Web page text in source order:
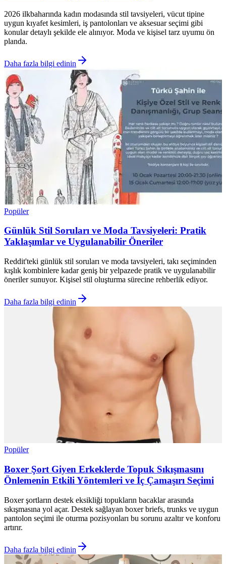
2026 ilkbaharında kadın modasında stil tavsiyeleri, vücut tipine
uygun kıyafet kesimleri, iş pantolonları ve aksesuar seçimi gibi
konular detaylı şekilde ele alınıyor. Moda ve kişisel tarz uyumu ön
planda.
Daha fazla bilgi edinin
Popüler
Günlük Stil Soruları ve Moda Tavsiyeleri: Pratik
Yaklaşımlar ve Uygulanabilir Öneriler
Reddit'teki günlük stil soruları ve moda tavsiyeleri, takı seçiminden
kışlık kombinlere kadar geniş bir yelpazede pratik ve uygulanabilir
öneriler sunuyor. Kişisel stil oluşturma sürecine rehberlik ediyor.
Daha fazla bilgi edinin
Popüler
Boxer Şort Giyen Erkeklerde Topuk Sıkışmasını
Önlemenin Etkili Yöntemleri ve İç Çamaşırı Seçimi
Boxer şortların destek eksikliği topukların bacaklar arasında
sıkışmasına yol açar. Destek sağlayan boxer briefs, trunks ve uygun
pantolon seçimi ile oturma pozisyonları bu sorunu azaltır ve konforu
artırır.
Daha fazla bilgi edinin